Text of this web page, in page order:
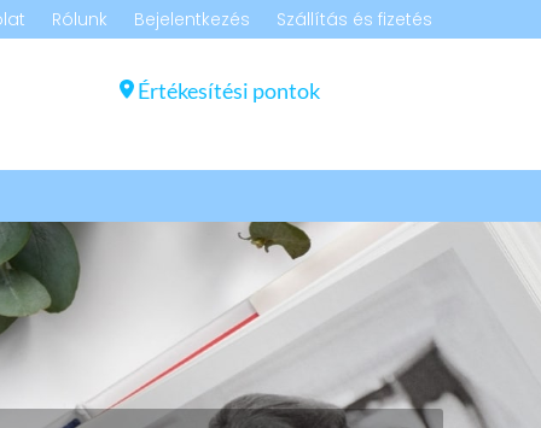
Rólunk Bejelentkezés Szállítás és fizetés
Értékesítési pontok